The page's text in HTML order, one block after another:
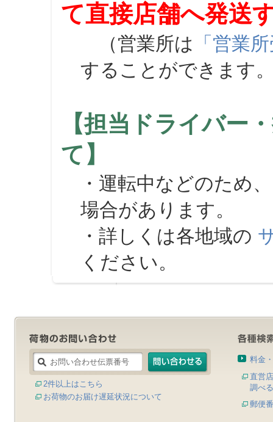
て直接店舗へ発送
（営業所は 「営業
することができます
【担当ドライバー
て】
・運転中などのため
場合があります。
・詳しくは各地域の
ください。
2件以上はこちら
お荷物のお届け遅延状況について
料金
直営
調べる
郵便